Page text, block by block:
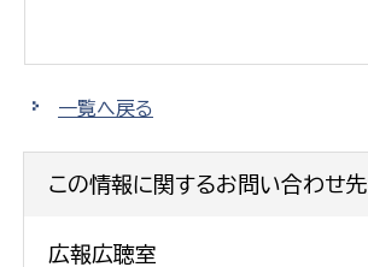
一覧へ戻る
この情報に関するお問い合わせ先
広報広聴室